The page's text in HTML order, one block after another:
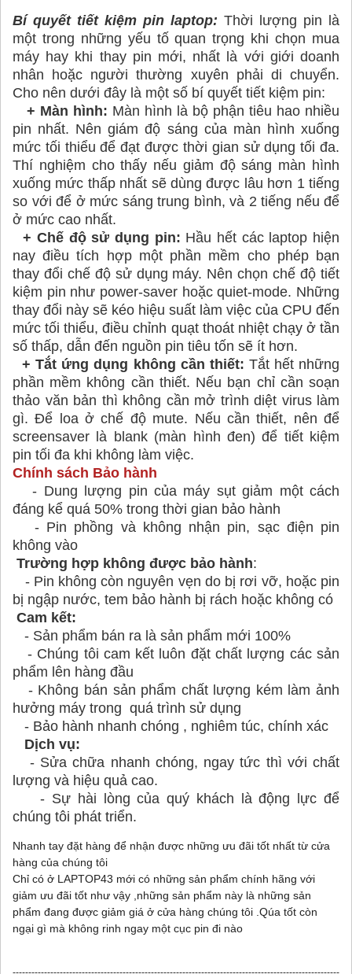
Bí quyết tiết kiệm pin laptop: Thời lượng pin là
một trong những yếu tố quan trọng khi chọn mua
máy hay khi thay pin mới, nhất là với giới doanh
nhân hoặc người thường xuyên phải di chuyển.
Cho nên dưới đây là một số bí quyết tiết kiệm pin:
+ Màn hình: Màn hình là bộ phận tiêu hao nhiều
pin nhất. Nên giám độ sáng của màn hình xuống
mức tối thiểu để đạt được thời gian sử dụng tối đa.
Thí nghiệm cho thấy nếu giảm độ sáng màn hình
xuống mức thấp nhất sẽ dùng được lâu hơn 1 tiếng
so với để ở mức sáng trung bình, và 2 tiếng nếu để
ở mức cao nhất.
+ Chế độ sử dụng pin: Hầu hết các laptop hiện
nay điều tích hợp một phần mềm cho phép bạn
thay đổi chế độ sử dụng máy. Nên chọn chế độ tiết
kiệm pin như power-saver hoặc quiet-mode. Những
thay đổi này sẽ kéo hiệu suất làm việc của CPU đến
mức tối thiểu, điều chỉnh quạt thoát nhiệt chạy ở tần
số thấp, dẫn đến nguồn pin tiêu tốn sẽ ít hơn.
+ Tắt ứng dụng không cần thiết: Tắt hết những
phần mềm không cần thiết. Nếu bạn chỉ cần soạn
thảo văn bản thì không cần mở trình diệt virus làm
gì. Để loa ở chế độ mute. Nếu cần thiết, nên để
screensaver là blank (màn hình đen) để tiết kiệm
pin tối đa khi không làm việc.
Chính sách Bảo hành
- Dung lượng pin của máy sụt giảm một cách
đáng kể quá 50% trong thời gian bảo hành
- Pin phồng và không nhận pin, sạc điện pin
không vào
Trường hợp không được bảo hành:
- Pin không còn nguyên vẹn do bị rơi vỡ, hoặc pin
bị ngập nước, tem bảo hành bị rách hoặc không có
Cam kết:
- Sản phẩm bán ra là sản phẩm mới 100%
- Chúng tôi cam kết luôn đặt chất lượng các sản
phẩm lên hàng đầu
- Không bán sản phẩm chất lượng kém làm ảnh
hưởng máy trong quá trình sử dụng
- Bảo hành nhanh chóng , nghiêm túc, chính xác
Dịch vụ:
- Sửa chữa nhanh chóng, ngay tức thì với chất
lượng và hiệu quả cao.
- Sự hài lòng của quý khách là động lực để
chúng tôi phát triển.
Nhanh tay đặt hàng để nhận được những ưu đãi tốt nhất từ cửa
hàng của chúng tôi
Chỉ có ở LAPTOP43 mới có những sản phẩm chính hãng với
giảm ưu đãi tốt như vậy ,những sản phẩm này là những sản
phẩm đang được giảm giá ở cửa hàng chúng tôi .Qúa tốt còn
ngại gì mà không rinh ngay một cục pin đi nào